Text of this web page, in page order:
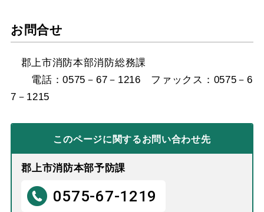
お問合せ
郡上市消防本部消防総務課
電話：0575－67－1216 ファックス：0575－6
7－1215
このページに関するお問い合わせ先
郡上市消防本部予防課
0575-67-1219